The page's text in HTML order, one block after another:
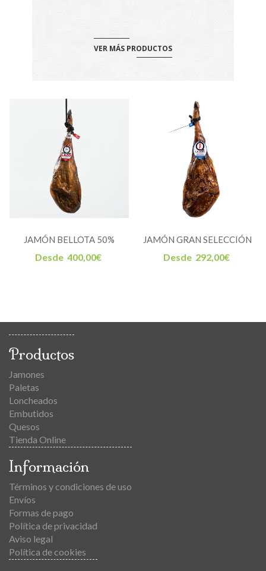
VER MÁS PRODUCTOS
JAMÓN BELLOTA 50%
IBERICO LA JARA
Desde 400,00€
JAMÓN GRAN SELECCIÓN
LA JARA
Desde 292,00€
Productos
Jamones
Paletas
Loncheados
Embutidos
Quesos
Tienda Online
Información
Términos y condiciones de uso
Envíos
Formas de pago
Política de privacidad
Aviso legal
Política de cookies